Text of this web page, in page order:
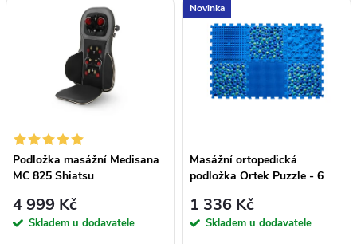
Podložka masážní Medisana
MC 825 Shiatsu
4 999 Kč
Skladem u dodavatele
Novinka
Masážní ortopedická
podložka Ortek Puzzle - 6
1 336 Kč
Skladem u dodavatele